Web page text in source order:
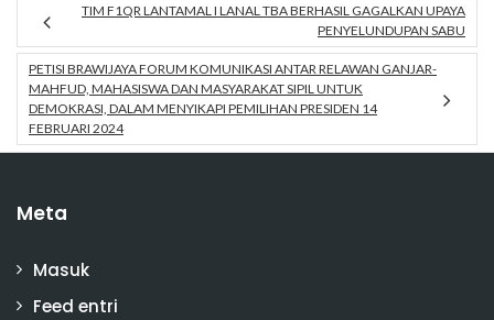
TIM F1QR LANTAMAL I LANAL TBA BERHASIL GAGALKAN UPAYA
PENYELUNDUPAN SABU
PETISI BRAWIJAYA FORUM KOMUNIKASI ANTAR RELAWAN GANJAR-
MAHFUD, MAHASISWA DAN MASYARAKAT SIPIL UNTUK
DEMOKRASI, DALAM MENYIKAPI PEMILIHAN PRESIDEN 14
FEBRUARI 2024
Meta
Masuk
Feed entri